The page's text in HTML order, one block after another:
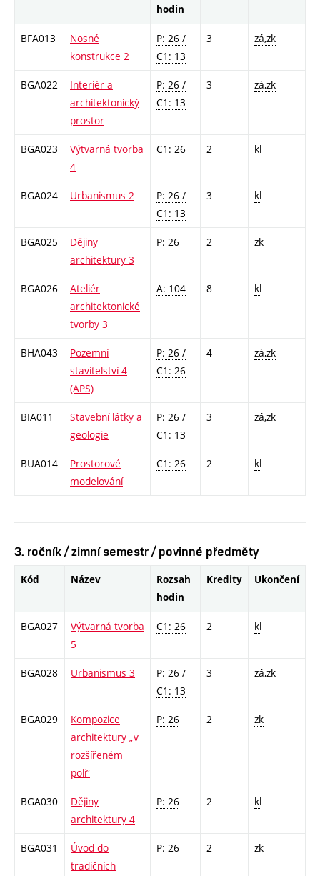
hodin
BFA013
Nosné
konstrukce 2
P: 26 /
C1: 13
3 zá,zk
BGA022
Interiér a
architektonický
prostor
P: 26 /
C1: 13
3 zá,zk
BGA023
Výtvarná tvorba
4
C1: 26 2 kl
BGA024 Urbanismus 2
P: 26 /
C1: 13
3 kl
BGA025
Dějiny
architektury 3
P: 26 2 zk
BGA026
Ateliér
architektonické
tvorby 3
A: 104 8 kl
BHA043
Pozemní
stavitelství 4
(APS)
P: 26 /
C1: 26
4 zá,zk
BIA011
Stavební látky a
geologie
P: 26 /
C1: 13
3 zá,zk
BUA014
Prostorové
modelování
C1: 26 2 kl
3. ročník / zimní semestr / povinné předměty
Kód Název
Rozsah
hodin
Kredity Ukončení
BGA027
Výtvarná tvorba
5
C1: 26 2 kl
BGA028 Urbanismus 3
P: 26 /
C1: 13
3 zá,zk
BGA029
Kompozice
architektury „v
rozšířeném
poli”
P: 26 2 zk
BGA030
Dějiny
architektury 4
P: 26 2 kl
BGA031
Úvod do
tradičních
P: 26 2 zk